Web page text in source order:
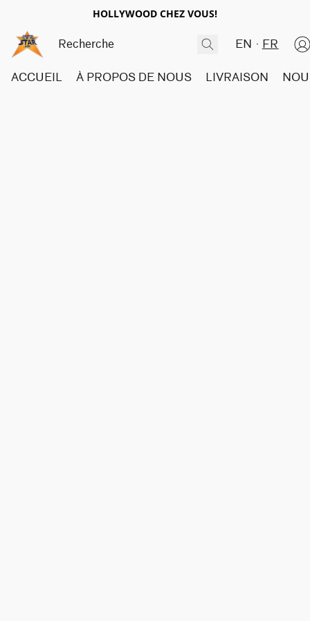
HOLLYWOOD CHEZ VOUS!
EN FR
ACCUEIL À PROPOS DE NOUS LIVRAISON